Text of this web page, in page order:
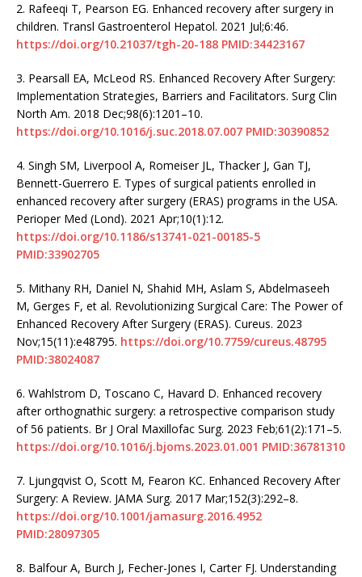
2. Rafeeqi T, Pearson EG. Enhanced recovery after surgery in
children. Transl Gastroenterol Hepatol. 2021 Jul;6:46.
https://doi.org/10.21037/tgh-20-188 PMID:34423167
3. Pearsall EA, McLeod RS. Enhanced Recovery After Surgery:
Implementation Strategies, Barriers and Facilitators. Surg Clin
North Am. 2018 Dec;98(6):1201–10.
https://doi.org/10.1016/j.suc.2018.07.007 PMID:30390852
4. Singh SM, Liverpool A, Romeiser JL, Thacker J, Gan TJ,
Bennett-Guerrero E. Types of surgical patients enrolled in
enhanced recovery after surgery (ERAS) programs in the USA.
Perioper Med (Lond). 2021 Apr;10(1):12.
https://doi.org/10.1186/s13741-021-00185-5
PMID:33902705
5. Mithany RH, Daniel N, Shahid MH, Aslam S, Abdelmaseeh
M, Gerges F, et al. Revolutionizing Surgical Care: The Power of
Enhanced Recovery After Surgery (ERAS). Cureus. 2023
Nov;15(11):e48795. https://doi.org/10.7759/cureus.48795
PMID:38024087
6. Wahlstrom D, Toscano C, Havard D. Enhanced recovery
after orthognathic surgery: a retrospective comparison study
of 56 patients. Br J Oral Maxillofac Surg. 2023 Feb;61(2):171–5.
https://doi.org/10.1016/j.bjoms.2023.01.001 PMID:36781310
7. Ljungqvist O, Scott M, Fearon KC. Enhanced Recovery After
Surgery: A Review. JAMA Surg. 2017 Mar;152(3):292–8.
https://doi.org/10.1001/jamasurg.2016.4952
PMID:28097305
8. Balfour A, Burch J, Fecher-Jones I, Carter FJ. Understanding